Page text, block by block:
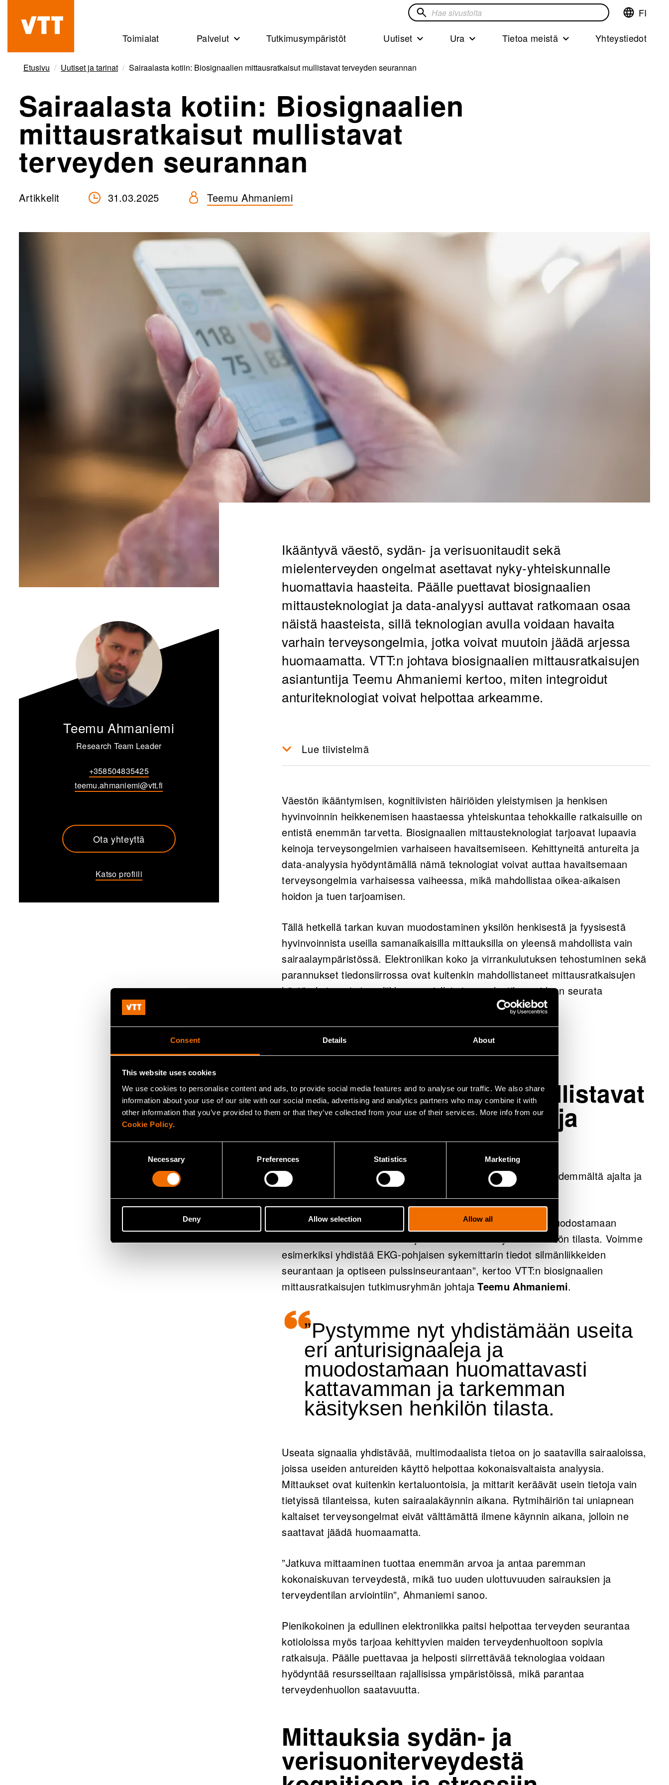
Consent Details About
This website uses cookies
We use cookies to personalise content and ads, to provide social media features and to analyse our traffic. We also share
information about your use of our site with our social media, advertising and analytics partners who may combine it with
other information that you’ve provided to them or that they’ve collected from your use of their services. More info from our
Cookie Policy.
Necessary Preferences Statistics Marketing
Deny Allow selection Allow all
pääsisältöön
Beyond
the
obvious
Vaihda
kieliFinnish
FI
Hae
Toimialat Palvelut Tutkimusympäristöt Uutiset Ura Tietoa meistä Yhteystiedot
Etusivu Uutiset ja tarinat Sairaalasta kotiin: Biosignaalien mittausratkaisut mullistavat terveyden seurannan
Sairaalasta kotiin: Biosignaalien
mittausratkaisut mullistavat
terveyden seurannan
Artikkelit 31.03.2025 Teemu Ahmaniemi
Ikääntyvä väestö, sydän- ja verisuonitaudit sekä
mielenterveyden ongelmat asettavat nyky-yhteiskunnalle
huomattavia haasteita. Päälle puettavat biosignaalien
mittausteknologiat ja data-analyysi auttavat ratkomaan osaa
näistä haasteista, sillä teknologian avulla voidaan havaita
varhain terveysongelmia, jotka voivat muutoin jäädä arjessa
huomaamatta. VTT:n johtava biosignaalien mittausratkaisujen
asiantuntijaTeemu Ahmaniemi kertoo, miten integroidut
anturiteknologiat voivat helpottaa arkeamme.
Lue tiivistelmä
kotioloissa.
Useiden antureiden yhdistelmät mahdollistavat multimodaalisen tiedon
keräämisen, mikä antaa kattavamman kuvan yksilön fyysisestä ja
psyykkisestä tilasta sekä parantaa diagnostiikkaa.
Biosignaalien mittausratkaisujen soveltaminen tarjoavat uusia
mahdollisuuksia yli terveydenhuollon kentän, kuten urheilusuoritusten
kuormituksen seurannassa.
VTT:llä on vahva kokemus terveysdatan analysoinnista ja
anturisysteemien kehittämisestä.
Tiivistelmä on tekoälyn tekemä ja ihmisen tarkistama.
Väestön ikääntymisen, kognitiivisten häiriöiden yleistymisen ja henkisen
hyvinvoinnin heikkenemisen haastaessa yhteiskuntaa tehokkaille ratkaisuille on
entistä enemmän tarvetta. Biosignaalien mittausteknologiat tarjoavat lupaavia
keinoja terveysongelmien varhaiseen havaitsemiseen. Kehittyneitä antureita ja
data-analyysia hyödyntämällä nämä teknologiat voivat auttaa havaitsemaan
terveysongelmia varhaisessa vaiheessa, mikä mahdollistaa oikea-aikaisen
hoidon ja tuen tarjoamisen.
Tällä hetkellä tarkan kuvan muodostaminen yksilön henkisestä ja fyysisestä
hyvinvoinnista useilla samanaikaisilla mittauksilla on yleensä mahdollista vain
sairaalaympäristössä. Elektroniikan koko ja virrankulutuksen tehostuminen sekä
parannukset tiedonsiirrossa ovat kuitenkin mahdollistaneet mittausratkaisujen
käytön kotona ja jopa liikkuessa, jolloin terveydentilaa voidaan seurata
mittausratkaisut mahdollistavat
multimodaalisen tiedon ja
jatkuvan seurannan
Teknologian kehityksen ansiosta tietoja voidaan nyt kerätä pidemmältä ajalta ja
useista antureista.
”Pystymme nyt yhdistämään useita eri anturisignaaleja ja muodostamaan
huomattavasti kattavamman ja tarkemman käsityksen henkilön tilasta. Voimme
esimerkiksi yhdistää EKG-pohjaisen sykemittarin tiedot silmänliikkeiden
seurantaan ja optiseen pulssinseurantaan”, kertoo VTT:n biosignaalien
mittausratkaisujen tutkimusryhmän johtajaTeemu Ahmaniemi.
”Pystymme nyt yhdistämään useita
eri anturisignaaleja ja
muodostamaan huomattavasti
kattavamman ja tarkemman
käsityksen henkilön tilasta.
Useata signaalia yhdistävää, multimodaalista tietoa on jo saatavilla sairaaloissa,
joissa useiden antureiden käyttö helpottaa kokonaisvaltaista analyysia.
Mittaukset ovat kuitenkin kertaluontoisia, ja mittarit keräävät usein tietoja vain
tietyissä tilanteissa, kuten sairaalakäynnin aikana. Rytmihäiriön tai uniapnean
kaltaiset terveysongelmat eivät välttämättä ilmene käynnin aikana, jolloin ne
saattavat jäädä huomaamatta.
”Jatkuva mittaaminen tuottaa enemmän arvoa ja antaa paremman
kokonaiskuvan terveydestä, mikä tuo uuden ulottuvuuden sairauksien ja
terveydentilan arviointiin”, Ahmaniemi sanoo.
Pienikokoinen ja edullinen elektroniikka paitsi helpottaa terveyden seurantaa
kotioloissa myös tarjoaa kehittyvien maiden terveydenhuoltoon sopivia
ratkaisuja. Päälle puettavaa ja helposti siirrettävää teknologiaa voidaan
hyödyntää resursseiltaan rajallisissa ympäristöissä, mikä parantaa
terveydenhuollon saatavuutta.
Mittauksia sydän- ja
verisuoniterveydestä
Teemu Ahmaniemi
Research Team Leader
+358504835425
teemu.ahmaniemi@vtt.fi
Ota yhteyttä
Katso profiili